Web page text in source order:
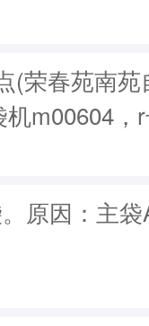
(荣春苑南
m00604，
原因：主